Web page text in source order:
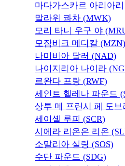
마다가스카르 아리아
말라위 콰차 (MWK)
모리 타니 우구 야
모잠비크 메디칼 (MZN)
나미비아 달러 (NAD)
나이지리아 나이라
르완다 프랑 (RWF)
세인트 헬레나 파운드
상투 메 프린시 페 도브
세이셸 루피 (SCR)
시에라 리온은 리온
소말리아 실링 (SOS)
수단 파운드 (SDG)